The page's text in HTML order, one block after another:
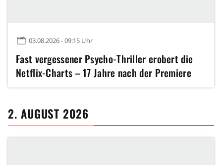
03.08.2026 - 09:15 Uhr
Fast vergessener Psycho-Thriller erobert die
Netflix-Charts – 17 Jahre nach der Premiere
2. AUGUST 2026